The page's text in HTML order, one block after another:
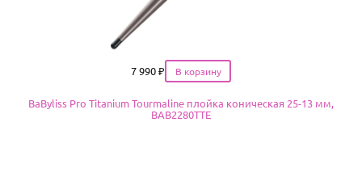
Цена
7 990 ₽
BaByliss Pro Titanium Tourmaline плойка коническая 25-13 мм,
BAB2280TTE